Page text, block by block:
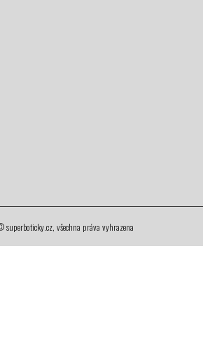
všechna práva vyhrazena